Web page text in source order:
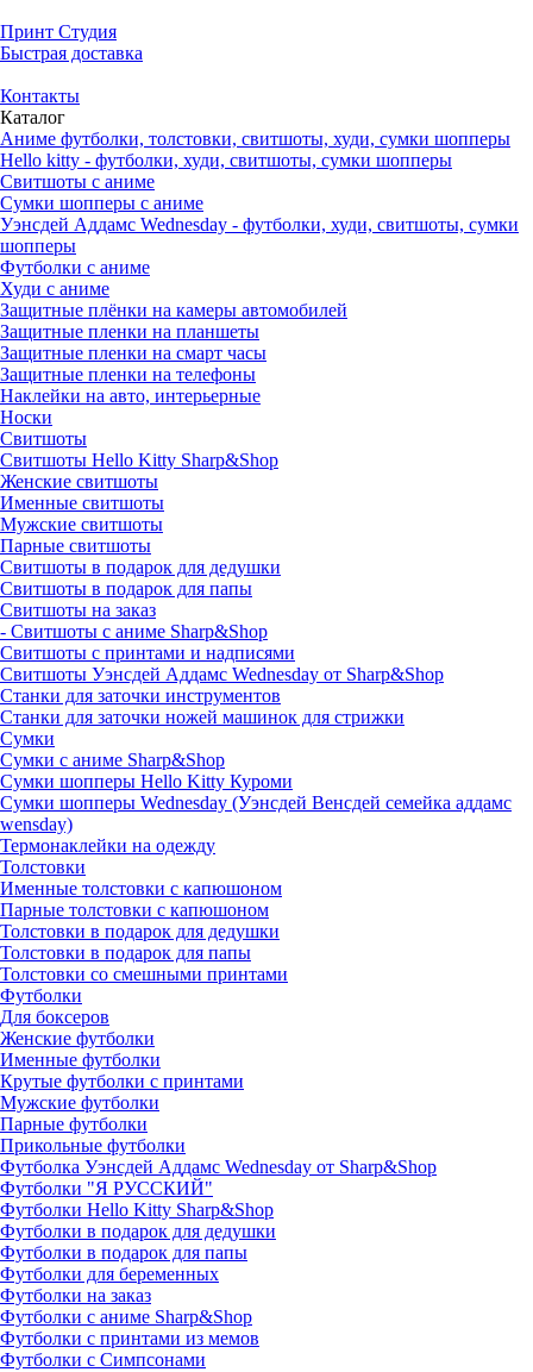
Принт Студия
Быстрая доставка
Контакты
Каталог
Аниме футболки, толстовки, свитшоты, худи, сумки шопперы
Hello kitty - футболки, худи, свитшоты, сумки шопперы
Свитшоты с аниме
Сумки шопперы с аниме
Уэнсдей Аддамс Wednesday - футболки, худи, свитшоты, сумки
шопперы
Футболки с аниме
Худи с аниме
Защитные плёнки на камеры автомобилей
Защитные пленки на планшеты
Защитные пленки на смарт часы
Защитные пленки на телефоны
Наклейки на авто, интерьерные
Носки
Свитшоты
Cвитшоты Hello Kitty Sharp&Shop
Женские свитшоты
Именные свитшоты
Мужские свитшоты
Парные свитшоты
Свитшоты в подарок для дедушки
Свитшоты в подарок для папы
Свитшоты на заказ
- Свитшоты с аниме Sharp&Shop
Свитшоты с принтами и надписями
Свитшоты Уэнсдей Аддамс Wednesday от Sharp&Shop
Станки для заточки инструментов
Станки для заточки ножей машинок для стрижки
Сумки
Сумки с аниме Sharp&Shop
Сумки шопперы Hello Kitty Куроми
Сумки шопперы Wednesday (Уэнсдей Венсдей семейка аддамс
wensday)
Термонаклейки на одежду
Толстовки
Именные толстовки с капюшоном
Парные толстовки с капюшоном
Толстовки в подарок для дедушки
Толстовки в подарок для папы
Толстовки со смешными принтами
Футболки
Для боксеров
Женские футболки
Именные футболки
Крутые футболки с принтами
Мужские футболки
Парные футболки
Прикольные футболки
Футболка Уэнсдей Аддамс Wednesday от Sharp&Shop
Футболки "Я РУССКИЙ"
Футболки Hello Kitty Sharp&Shop
Футболки в подарок для дедушки
Футболки в подарок для папы
Футболки для беременных
Футболки на заказ
Футболки с аниме Sharp&Shop
Футболки с принтами из мемов
Футболки с Симпсонами